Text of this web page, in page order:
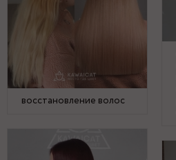
восстановление волос